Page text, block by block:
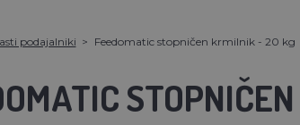
podajalniki Feedomatic stopničen krmilnik - 20 kg